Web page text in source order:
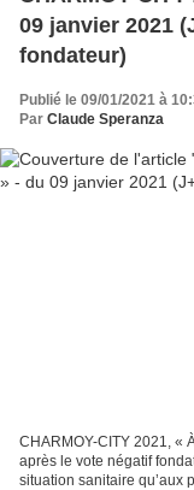
09 janvier 2021
fondateur)
Publié le 09/01/2021 à
Par Claude Speranza
CHARMOY-CITY 2021, «
après le vote négatif
situation sanitaire qu’aux